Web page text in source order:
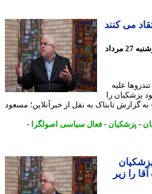
می کنند
12 ماه پیش - دوشنبه 27 مرداد
علیه
را
تابناک به نقل از خبرآنلاین؛ مسعود
پزشکیان-فعال سیاسی اصولگرا-
زیر